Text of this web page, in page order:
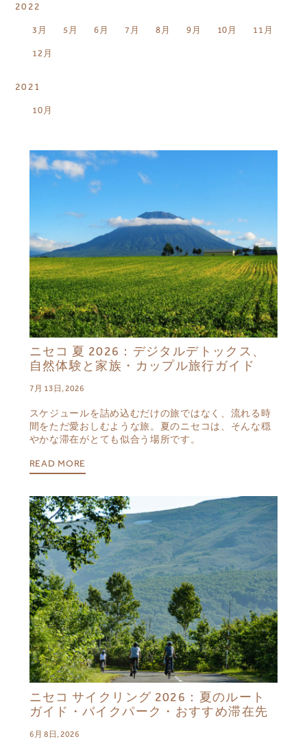
2022
3月 5月 6月 7月 8月 9月 10月 11月
12月
2021
10月
ニセコ 夏 2026：デジタルデトックス、
自然体験と家族・カップル旅行ガイド
7月 13日, 2026
スケジュールを詰め込むだけの旅ではなく、流れる時
間をただ愛おしむような旅。夏のニセコは、そんな穏
やかな滞在がとても似合う場所です。
READ MORE
ニセコ サイクリング 2026：夏のルート
ガイド・バイクパーク・おすすめ滞在先
6月 8日, 2026